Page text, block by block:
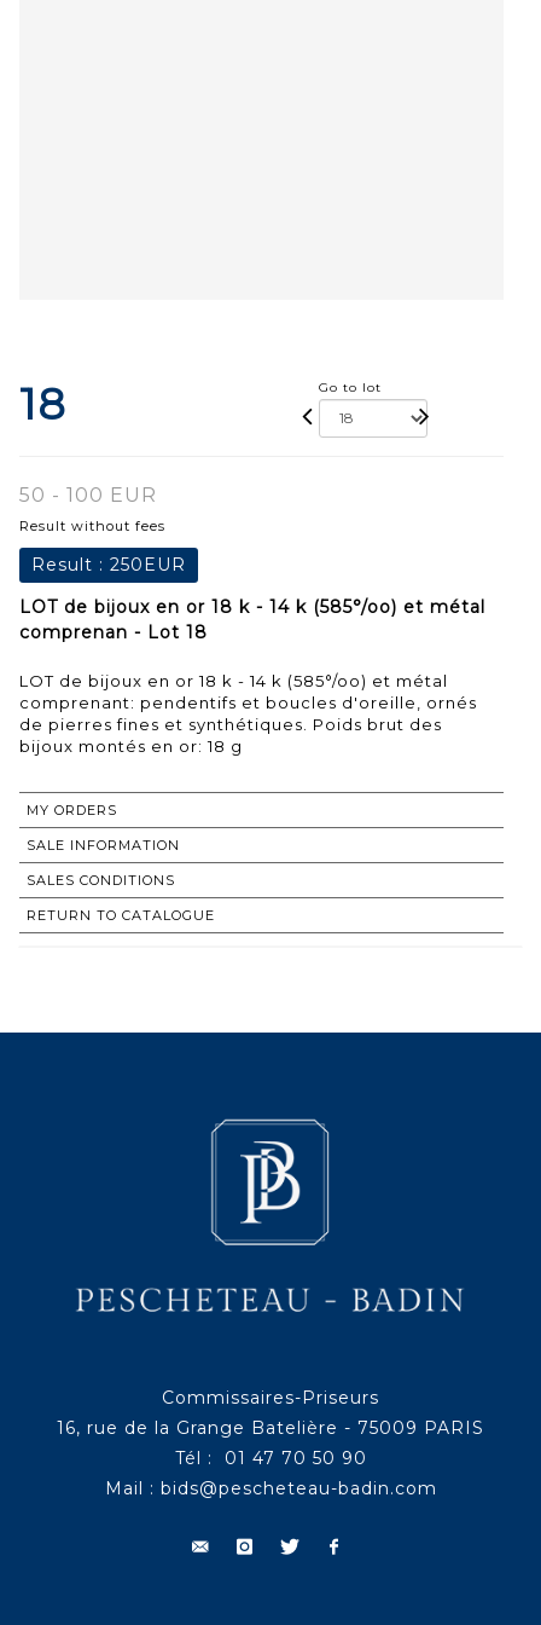
18 Go to lot
50 - 100 EUR
Result without fees
Result : 250EUR
LOT de bijoux en or 18 k - 14 k (585°/oo) et métal
comprenan - Lot 18
LOT de bijoux en or 18 k - 14 k (585°/oo) et métal
comprenant: pendentifs et boucles d'oreille, ornés
de pierres fines et synthétiques. Poids brut des
bijoux montés en or: 18 g
MY ORDERS
SALE INFORMATION
SALES CONDITIONS
RETURN TO CATALOGUE
Commissaires-Priseurs
16, rue de la Grange Batelière - 75009 PARIS
Tél : 01 47 70 50 90
Mail : bids@pescheteau-badin.com